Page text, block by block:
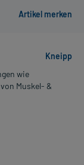
Kneipp
wie
Muskel- &